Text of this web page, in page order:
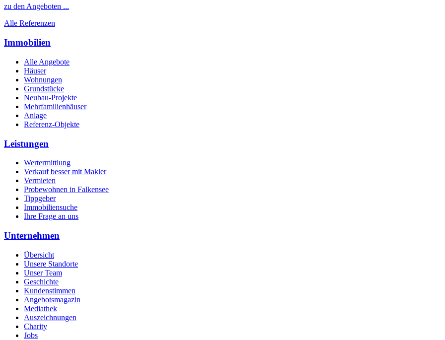
zu den Angeboten ...
Alle Referenzen
Immobilien
Alle Angebote
Häuser
Wohnungen
Grundstücke
Neubau-Projekte
Mehrfamilienhäuser
Anlage
Referenz-Objekte
Leistungen
Wertermittlung
Verkauf besser mit Makler
Vermieten
Probewohnen in Falkensee
Tippgeber
Immobiliensuche
Ihre Frage an uns
Unternehmen
Übersicht
Unsere Standorte
Unser Team
Geschichte
Kundenstimmen
Angebotsmagazin
Mediathek
Auszeichnungen
Charity
Jobs